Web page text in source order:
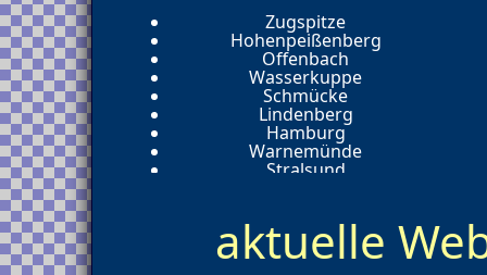
Zugspitze
Hohenpeißenberg
Offenbach
Wasserkuppe
Schmücke
Lindenberg
Hamburg
Warnemünde
Stralsund
Sandhamn
Bursa
Alanya
aktuelle